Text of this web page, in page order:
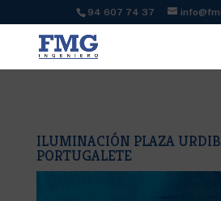
94 607 74 37
ILUMINACIÓN PLAZA
PORTUGALETE